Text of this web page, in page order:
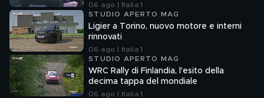
06 ago | Italia 1
STUDIO APERTO MAG
Ligier a Torino, nuovo motore e interni
rinnovati
06 ago | Italia 1
STUDIO APERTO MAG
WRC Rally di Finlandia, l'esito della
decima tappa del mondiale
06 ago | Italia 1